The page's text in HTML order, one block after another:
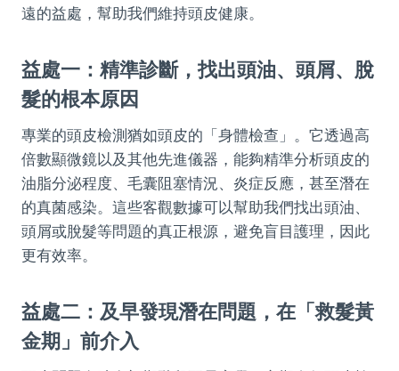
遠的益處，幫助我們維持頭皮健康。
益處一：精準診斷，找出頭油、頭屑、脫
髮的根本原因
專業的頭皮檢測猶如頭皮的「身體檢查」。它透過高
倍數顯微鏡以及其他先進儀器，能夠精準分析頭皮的
油脂分泌程度、毛囊阻塞情況、炎症反應，甚至潛在
的真菌感染。這些客觀數據可以幫助我們找出頭油、
頭屑或脫髮等問題的真正根源，避免盲目護理，因此
更有效率。
益處二：及早發現潛在問題，在「救髮黃
金期」前介入